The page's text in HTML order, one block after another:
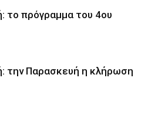
το πρόγραμμα του 4ου
την Παρασκευή η κλήρωση